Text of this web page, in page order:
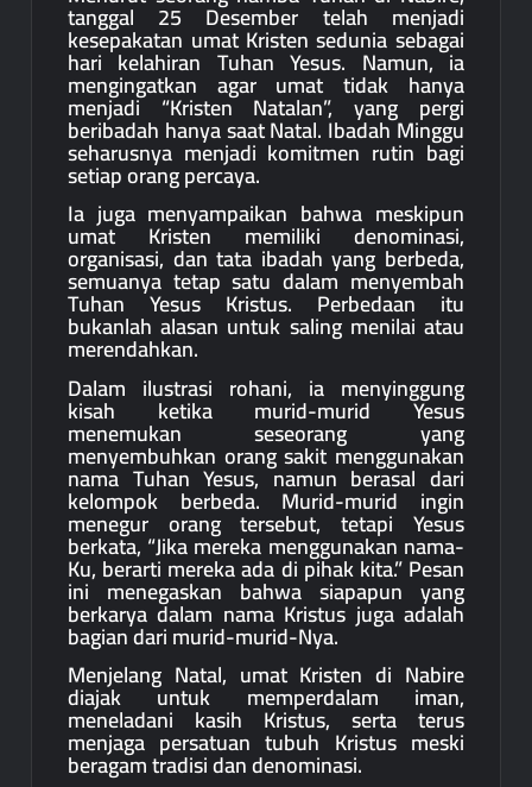
tanggal 25 Desember telah menjadi
kesepakatan umat Kristen sedunia sebagai
hari kelahiran Tuhan Yesus. Namun, ia
mengingatkan agar umat tidak hanya
menjadi “Kristen Natalan”, yang pergi
beribadah hanya saat Natal. Ibadah Minggu
seharusnya menjadi komitmen rutin bagi
setiap orang percaya.
Ia juga menyampaikan bahwa meskipun
umat Kristen memiliki denominasi,
organisasi, dan tata ibadah yang berbeda,
semuanya tetap satu dalam menyembah
Tuhan Yesus Kristus. Perbedaan itu
bukanlah alasan untuk saling menilai atau
merendahkan.
Dalam ilustrasi rohani, ia menyinggung
kisah ketika murid-murid Yesus
menemukan seseorang yang
menyembuhkan orang sakit menggunakan
nama Tuhan Yesus, namun berasal dari
kelompok berbeda. Murid-murid ingin
menegur orang tersebut, tetapi Yesus
berkata, “Jika mereka menggunakan nama-
Ku, berarti mereka ada di pihak kita.” Pesan
ini menegaskan bahwa siapapun yang
berkarya dalam nama Kristus juga adalah
bagian dari murid-murid-Nya.
Menjelang Natal, umat Kristen di Nabire
diajak untuk memperdalam iman,
meneladani kasih Kristus, serta terus
menjaga persatuan tubuh Kristus meski
beragam tradisi dan denominasi.